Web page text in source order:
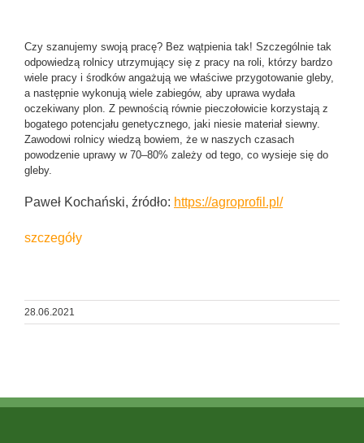
Czy szanujemy swoją pracę? Bez wątpienia tak! Szczególnie tak
odpowiedzą rolnicy utrzymujący się z pracy na roli, którzy bardzo
wiele pracy i środków angażują we właściwe przygotowanie gleby,
a następnie wykonują wiele zabiegów, aby uprawa wydała
oczekiwany plon. Z pewnością równie pieczołowicie korzystają z
bogatego potencjału genetycznego, jaki niesie materiał siewny.
Zawodowi rolnicy wiedzą bowiem, że w naszych czasach
powodzenie uprawy w 70–80% zależy od tego, co wysieje się do
gleby.
Paweł Kochański, źródło: https://agroprofil.pl/
szczegóły
28.06.2021